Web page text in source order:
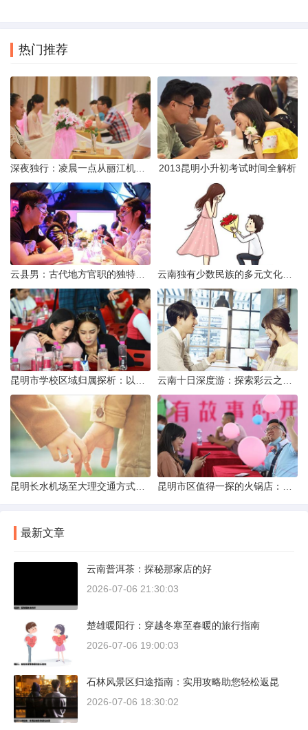
热门推荐
2013昆明小升初考试时间全解析
最新文章
云南普洱茶：探秘那家店的好
2026-07-06 21:30:03
楚雄暖阳行：穿越冬寒至春暖的旅行指南
2026-07-06 19:00:03
石林风景区归途指南：实用攻略助您轻松返昆
2026-07-06 18:30:02